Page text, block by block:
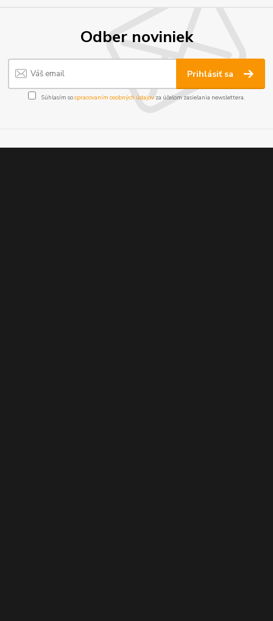
Odber noviniek
Prihlásiť sa
Súhlasím sospracovaním osobných údajov za účelom zasielania newslettera.